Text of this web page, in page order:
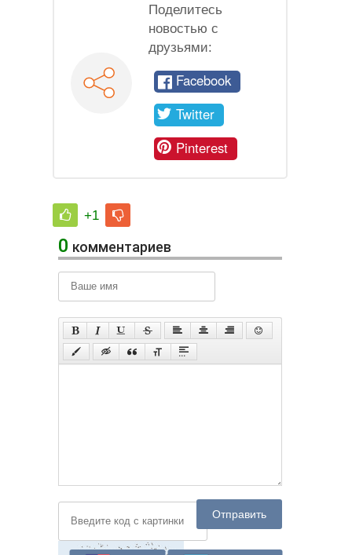
Поделитесь
новостью с
друзьями:
Facebook
Twitter
Pinterest
+1
0 комментариев
Отправить